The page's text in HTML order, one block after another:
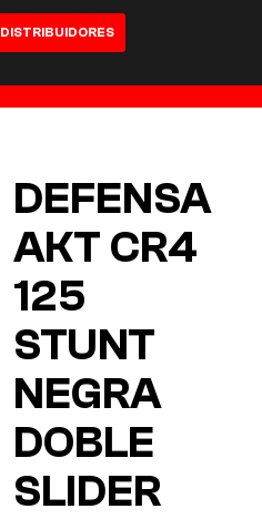
DISTRIBUIDORES
DEFENSA
AKT CR4
125
STUNT
NEGRA
DOBLE
SLIDER